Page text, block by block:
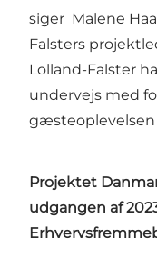
siger Malene
Falsters
Lolland-Falster
undervejs med
Projektet
udgangen af